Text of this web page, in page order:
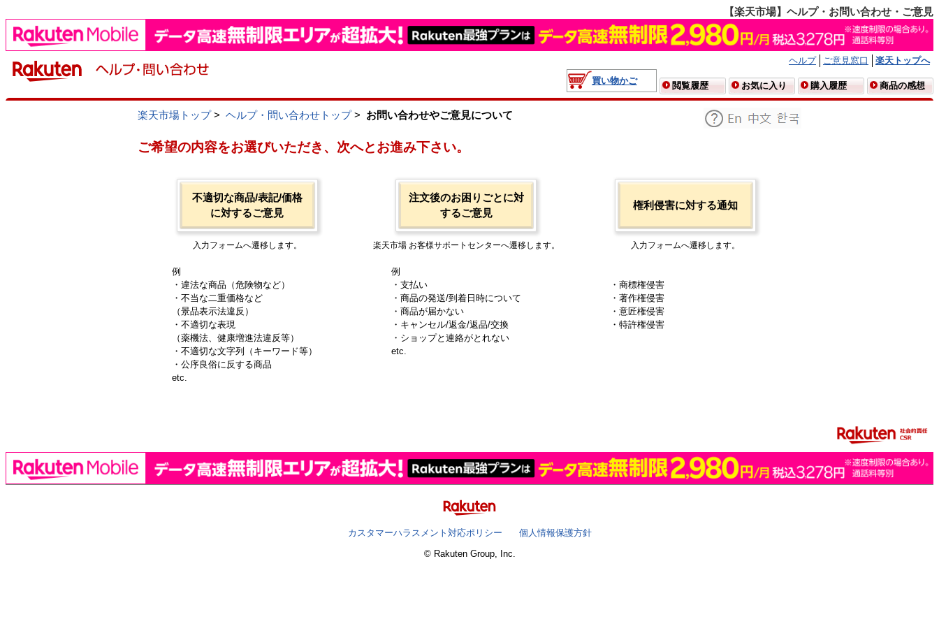
【楽天市場】ヘルプ・お問い合わせ・ご意見
ヘルプ ご意見窓口
楽天トップへ
買い物かご
閲覧履歴 お気に入り 購入履歴 商品の感想
楽天市場トップ> ヘルプ・問い合わせトップ> お問い合わせやご意見について
ご希望の内容をお選びいただき、次へとお進み下さい。
不適切な商品/表記/価格
に対するご意見
入力フォームへ遷移します。
例
・違法な商品（危険物など）
・不当な二重価格など
（景品表示法違反）
・不適切な表現
（薬機法、健康増進法違反等）
・不適切な文字列（キーワード等）
・公序良俗に反する商品
etc.
注文後のお困りごとに対
するご意見
楽天市場 お客様サポートセンターへ遷移します。
例
・支払い
・商品の発送/到着日時について
・商品が届かない
・キャンセル/返金/返品/交換
・ショップと連絡がとれない
etc.
権利侵害に対する通知
入力フォームへ遷移します。
・商標権侵害
・著作権侵害
・意匠権侵害
・特許権侵害
カスタマーハラスメント対応ポリシー
個人情報保護方針
© Rakuten Group, Inc.